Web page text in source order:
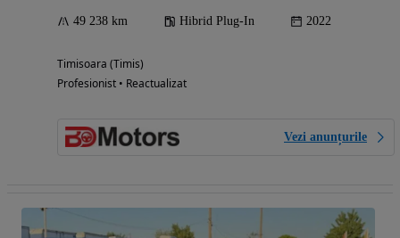
49 238 km Hibrid Plug-In 2022
Timisoara (Timis)
Profesionist • Reactualizat
Vezi anunțurile